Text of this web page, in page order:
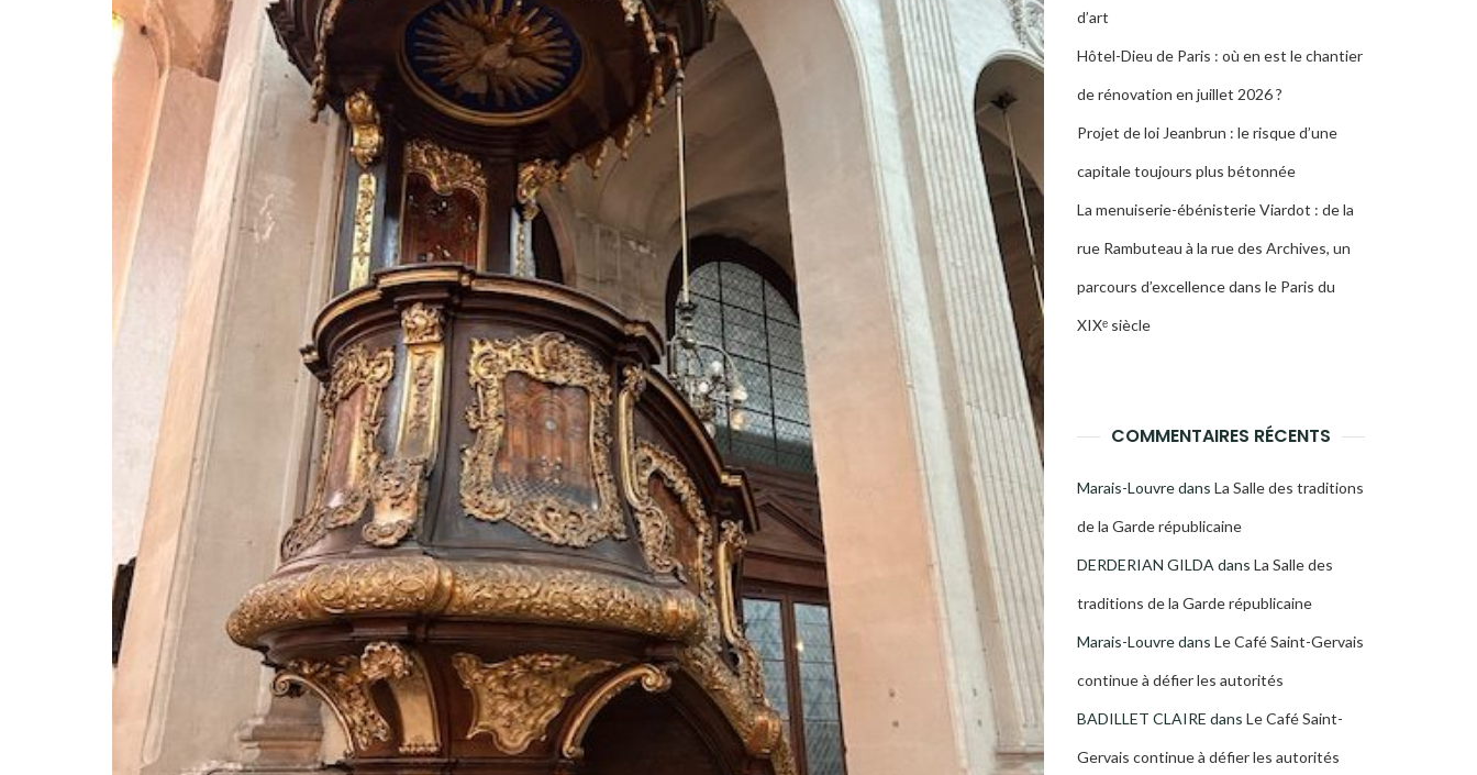
d’art
Hôtel-Dieu de Paris : où en est le chantier
de rénovation en juillet 2026 ?
Projet de loi Jeanbrun : le risque d’une
capitale toujours plus bétonnée
La menuiserie-ébénisterie Viardot : de la
rue Rambuteau à la rue des Archives, un
parcours d’excellence dans le Paris du
XIXᵉ siècle
COMMENTAIRES RÉCENTS
Marais-Louvredans La Salle des traditions
de la Garde républicaine
DERDERIAN GILDA dans La Salle des
traditions de la Garde républicaine
Marais-Louvredans Le Café Saint-Gervais
continue à défier les autorités
BADILLET CLAIRE dans Le Café Saint-
Gervais continue à défier les autorités